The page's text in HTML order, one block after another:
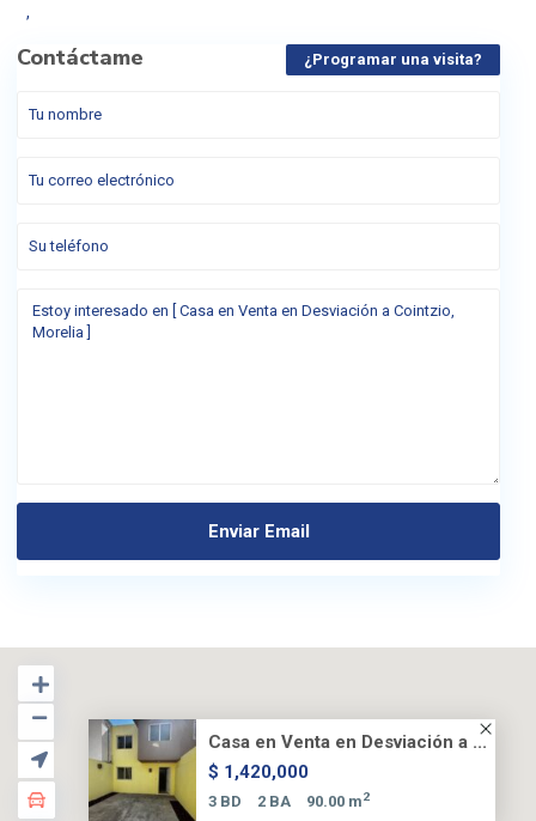
,
Contáctame ¿Programar una visita?
Casa en Venta en Desviación a ...
$ 1,420,000
3 BD 2 BA 90.00 m2